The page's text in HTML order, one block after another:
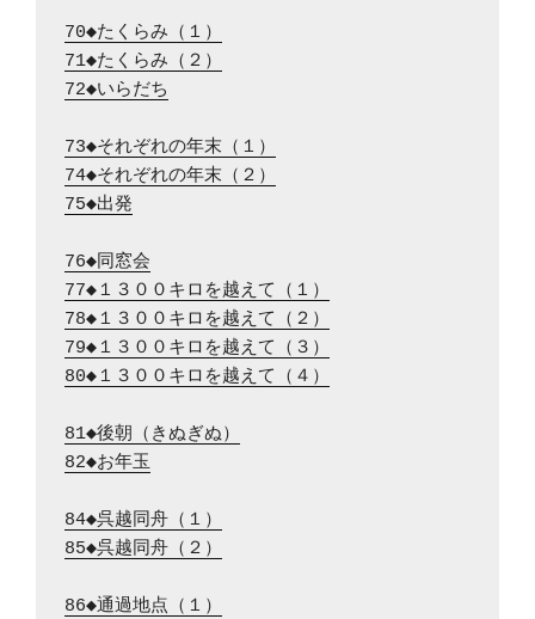
70◆たくらみ（１）
71◆たくらみ（２）
72◆いらだち
73◆それぞれの年末（１）
74◆それぞれの年末（２）
75◆出発
76◆同窓会
77◆１３００キロを越えて（１）
78◆１３００キロを越えて（２）
79◆１３００キロを越えて（３）
80◆１３００キロを越えて（４）
81◆後朝（きぬぎぬ）
82◆お年玉
84◆呉越同舟（１）
85◆呉越同舟（２）
86◆通過地点（１）